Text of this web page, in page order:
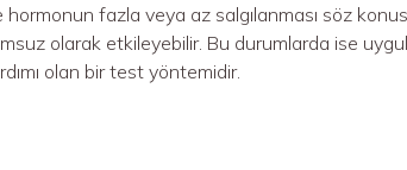
fazla veya az salgılanması söz
olarak etkileyebilir. Bu durumlarda ise
olan bir test yöntemidir.